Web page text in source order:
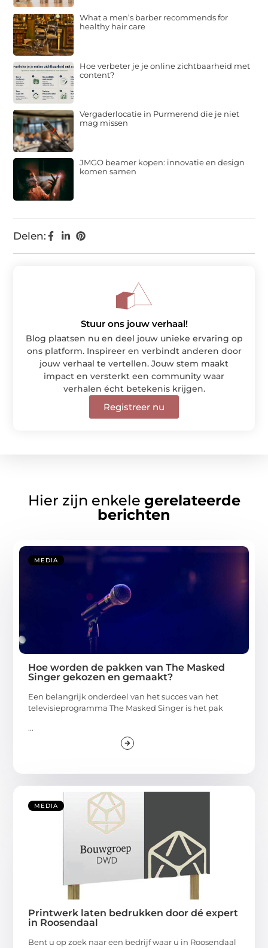
Delen:
What a men’s barber recommends for
healthy hair care
Hoe verbeter je je online zichtbaarheid met
content?
Vergaderlocatie in Purmerend die je niet
mag missen
JMGO beamer kopen: innovatie en design
komen samen
Stuur ons jouw verhaal!
Blog plaatsen nu en deel jouw unieke ervaring op
ons platform. Inspireer en verbindt anderen door
jouw verhaal te vertellen. Jouw stem maakt
impact en versterkt een community waar
verhalen écht betekenis krijgen.
Registreer nu
Hier zijn enkele gerelateerde
berichten
MEDIA
Hoe worden de pakken van The Masked
Singer gekozen en gemaakt?
Een belangrijk onderdeel van het succes van het
televisieprogramma The Masked Singer is het pak
...
MEDIA
Printwerk laten bedrukken door dé expert
in Roosendaal
Bent u op zoek naar een bedrijf waar u in Roosendaal